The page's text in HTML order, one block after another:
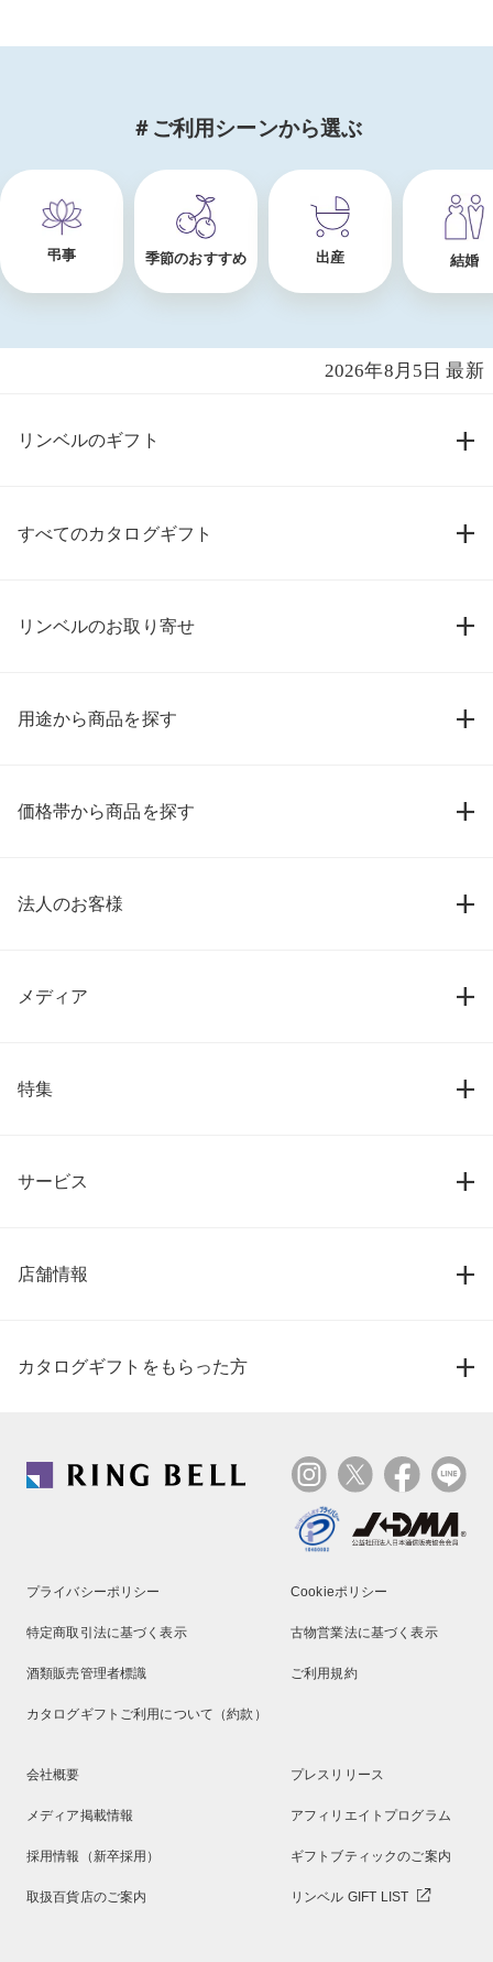
＃ご利用シーンから選ぶ
季節のおすすめ 出産 結婚 お祝い
2026年8月5日 最新
リンベルのギフト
すべてのカタログギフト
リンベルのお取り寄せ
用途から商品を探す
価格帯から商品を探す
法人のお客様
メディア
特集
サービス
店舗情報
カタログギフトをもらった方
プライバシーポリシー Cookieポリシー
特定商取引法に基づく表示 古物営業法に基づく表示
酒類販売管理者標識 ご利用規約
カタログギフトご利用について（約款）
会社概要 プレスリリース
メディア掲載情報 アフィリエイトプログラム
採用情報（新卒採用） ギフトブティックのご案内
取扱百貨店のご案内 リンベル GIFT LIST